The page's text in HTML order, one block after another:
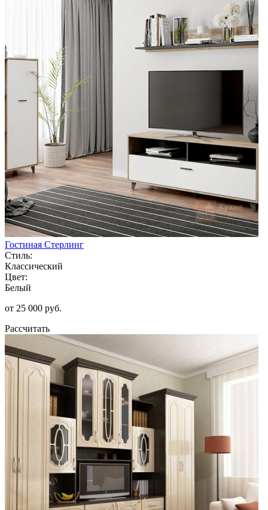
Гостиная Стерлинг
Стиль:
Классический
Цвет:
Белый
от 25 000 руб.
Рассчитать